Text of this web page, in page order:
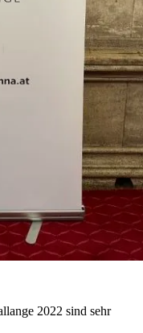
2022 sind sehr